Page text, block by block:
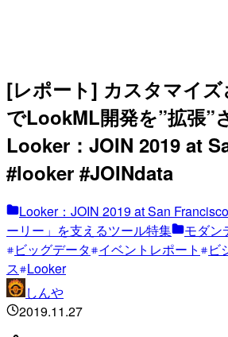
[レポート] カスタマイ
でLookML開発を”拡張”
Looker：JOIN 2019 at
#looker #JOINdata
Looker：JOIN 2019 at San Francisco
ーリー」を支えるツール特集
モダン
ビッグデータ イベントレポート
ビ
ス Looker
しんや
2019.11.27